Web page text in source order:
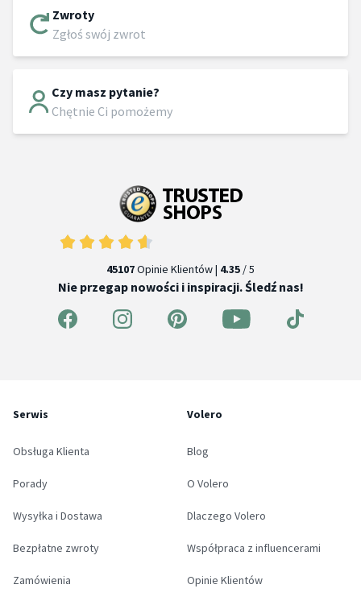
Zwroty
Zgłoś swój zwrot
Czy masz pytanie?
Chętnie Ci pomożemy
45107Opinie Klientów | 4.35 / 5
Nie przegap nowości i inspiracji. Śledź nas!
Serwis
Obsługa Klienta
Porady
Wysyłka i Dostawa
Bezpłatne zwroty
Zamówienia
Volero
Blog
O Volero
Dlaczego Volero
Współpraca z influencerami
Opinie Klientów